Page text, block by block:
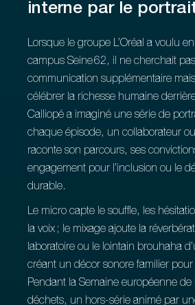
interne par le
Lorsque le groupe L’Oréal a voulu
campus Seine 62, il ne cherchait
communication supplémentaire
célébrer la richesse humaine
Calliopé a imaginé une série de
chaque épisode, un collaborateur
raconte son parcours, ses
engagement pour l’inclusion ou le
durable.
Le micro capte le souffle, les
la voix ; le mixage ajoute la
laboratoire ou le lointain brouhaha
créant un décor sonore familier pour
Pendant la Semaine européenne
déchets, un hors‑série animé par